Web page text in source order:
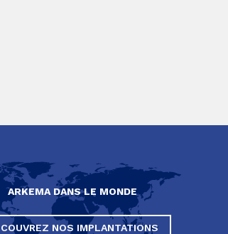
ARKEMA DANS LE MONDE
NOS IMPLANTATIONS